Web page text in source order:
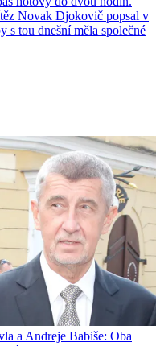
Novak Djokovič popsal v
s tou dnešní měla společné
a Andreje Babiše: Oba